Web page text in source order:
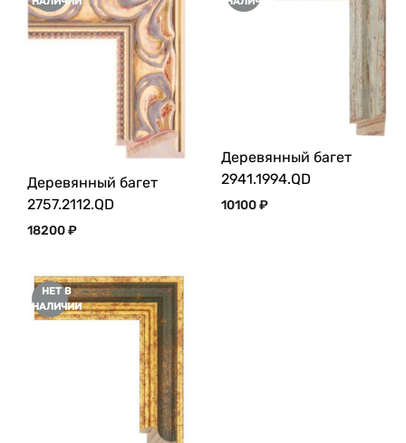
Деревянный багет
2757.2112.QD
18200₽
Деревянный багет
2941.1994.QD
10100₽
НЕТ В
НАЛИЧИИ